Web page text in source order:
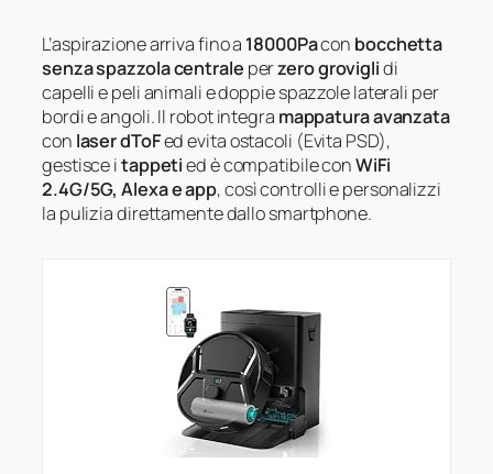
L’aspirazione arriva fino a 18000Pacon bocchetta
senza spazzola centrale perzero groviglidi
capelli e peli animali e doppie spazzole laterali per
bordi e angoli. Il robot integra mappatura avanzata
con laser dToFed evita ostacoli (Evita PSD),
gestisce itappetied è compatibile conWiFi
2.4G/5G, Alexa e app, così controlli e personalizzi
la pulizia direttamente dallo smartphone.